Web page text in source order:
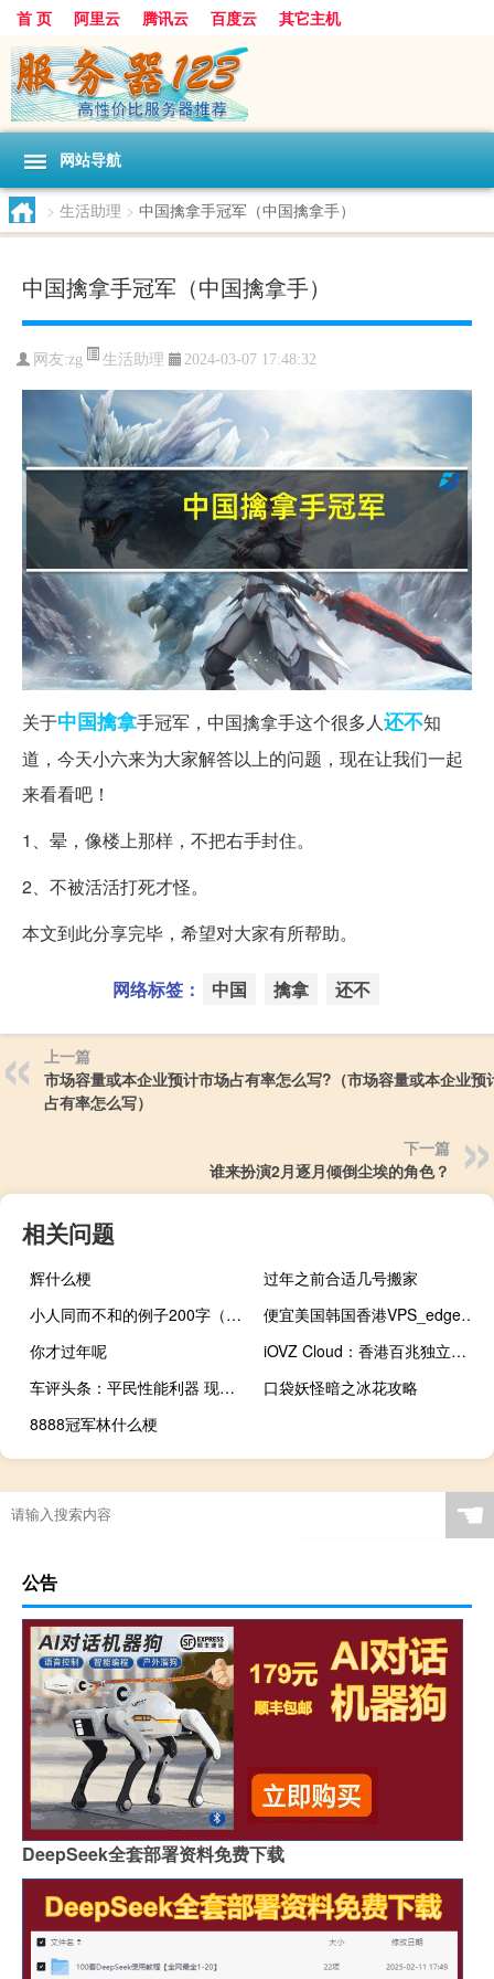
首 页 阿里云 腾讯云 百度云 其它主机
网站导航
> 生活助理 > 中国擒拿手冠军（中国擒拿手）
中国擒拿手冠军（中国擒拿手）
网友:zg 生活助理 2024-03-07 17:48:32
关于中国擒拿手冠军，中国擒拿手这个很多人还不知
道，今天小六来为大家解答以上的问题，现在让我们一起
来看看吧！
1、晕，像楼上那样，不把右手封住。
2、不被活活打死才怪。
本文到此分享完毕，希望对大家有所帮助。
网络标签： 中国 擒拿 还不
上一篇
市场容量或本企业预计市场占有率怎么写?（市场容量或本企业预
占有率怎么写）
下一篇
谁来扮演2月逐月倾倒尘埃的角色？
相关问题
辉什么梗
过年之前合适几号搬家
小人同而不和的例子200字（小人同而不和的例子）
便宜美国韩国香港VPS_edgeNAT国庆香港CN2_韩国CN2_韩国原生IP_美国4873线路VPS全场7折336元/年起
你才过年呢
iOVZ Cloud：香港百兆独立服务器循环8折促销，全场VPS服务器循环7折促销
车评头条：平民性能利器 现代伊兰特N预告图曝光
口袋妖怪暗之冰花攻略
8888冠军林什么梗
☚
公告
DeepSeek全套部署资料免费下载